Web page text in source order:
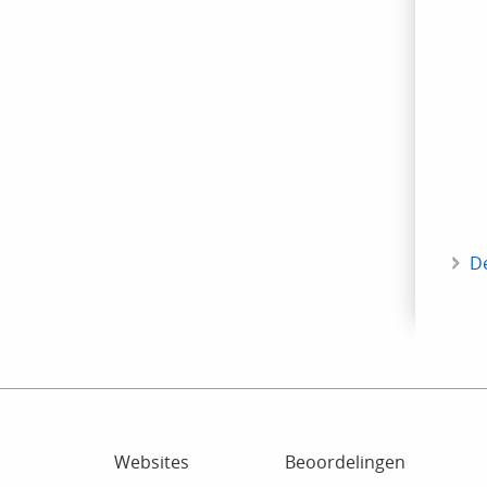
Websites Beoordelingen